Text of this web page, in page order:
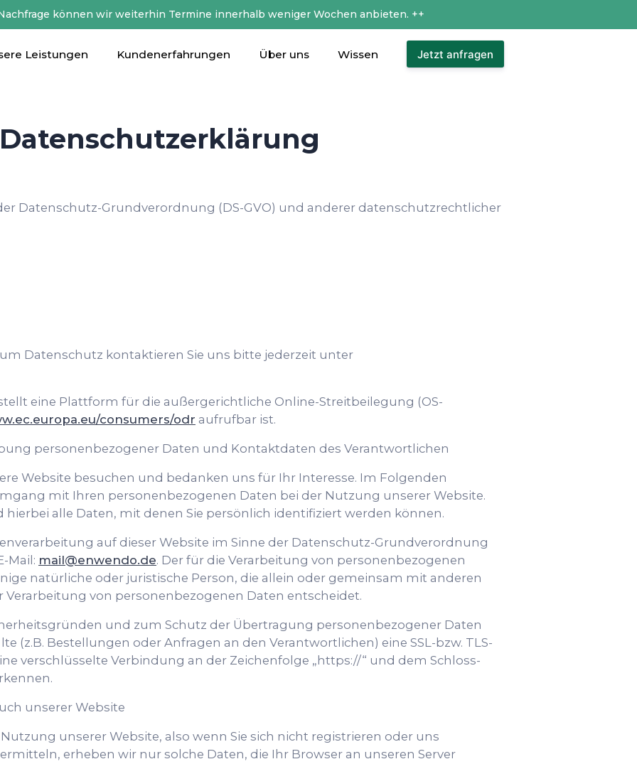
können wir weiterhin Termine innerhalb weniger Wochen anbieten. ++
Leistungen Kundenerfahrungen Über uns Wissen Jetzt anfragen
Datenschutz-Grundverordnung (DS-GVO) und anderer datenschutzrechtlicher
Datenschutz kontaktieren Sie uns bitte jederzeit unter
eine Plattform für die außergerichtliche Online-Streitbeilegung (OS-
consumers/odr aufrufbar ist.
personenbezogener Daten und Kontaktdaten des Verantwortlichen
Website besuchen und bedanken uns für Ihr Interesse. Im Folgenden
mit Ihren personenbezogenen Daten bei der Nutzung unserer Website.
hierbei alle Daten, mit denen Sie persönlich identifiziert werden können.
auf dieser Website im Sinne der Datenschutz-Grundverordnung
Mail: mail@enwendo.de. Der für die Verarbeitung von personenbezogenen
natürliche oder juristische Person, die allein oder gemeinsam mit anderen
Verarbeitung von personenbezogenen Daten entscheidet.
und zum Schutz der Übertragung personenbezogener Daten
(z.B. Bestellungen oder Anfragen an den Verantwortlichen) eine SSL-bzw. TLS-
verschlüsselte Verbindung an der Zeichenfolge „https://“ und dem Schloss-
unserer Website
unserer Website, also wenn Sie sich nicht registrieren oder uns
erheben wir nur solche Daten, die Ihr Browser an unseren Server